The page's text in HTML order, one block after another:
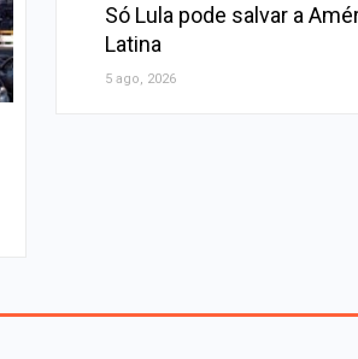
Só Lula pode salvar a
Latina
5 ago, 2026